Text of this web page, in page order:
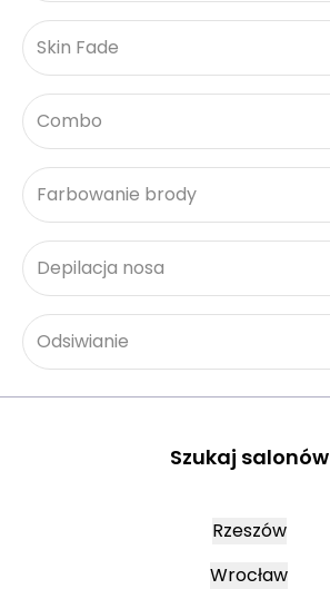
Skin Fade
Combo
Farbowanie brody
Depilacja nosa
Odsiwianie
Szukaj salonów
Rzeszów
Wrocław